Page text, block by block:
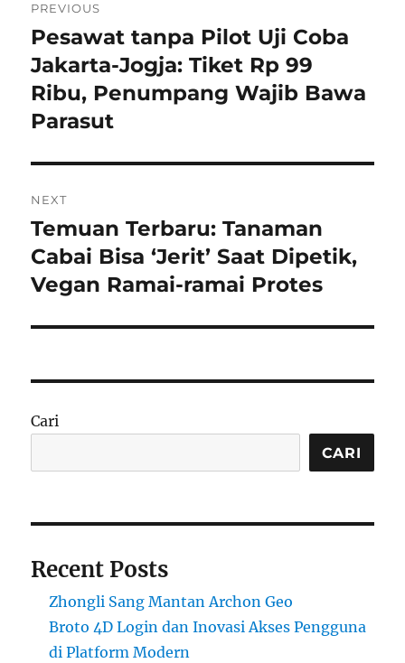
pos
PREVIOUS
Previous
post:
Pesawat tanpa Pilot Uji Coba
Jakarta-Jogja: Tiket Rp 99
Ribu, Penumpang Wajib Bawa
Parasut
NEXT
Next
post:
Temuan Terbaru: Tanaman
Cabai Bisa ‘Jerit’ Saat Dipetik,
Vegan Ramai-ramai Protes
Cari
CARI
Recent Posts
Zhongli Sang Mantan Archon Geo
Broto 4D Login dan Inovasi Akses Pengguna
di Platform Modern